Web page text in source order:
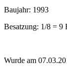
Baujahr: 1993
Besatzung: 1/8 = 9
Wurde am